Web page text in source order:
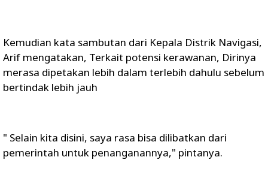
Kemudian kata sambutan dari Kepala Distrik Navigasi,
Arif mengatakan, Terkait potensi kerawanan, Dirinya
merasa dipetakan lebih dalam terlebih dahulu sebelum
bertindak lebih jauh
" Selain kita disini, saya rasa bisa dilibatkan dari
pemerintah untuk penanganannya," pintanya.